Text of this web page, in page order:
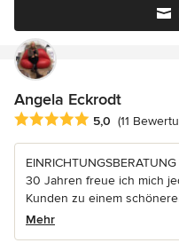
Angela Eckrodt
Durchschnittliche
5,0 (11
30 Jahren freue ich mich
Kunden zu einem
Mehr